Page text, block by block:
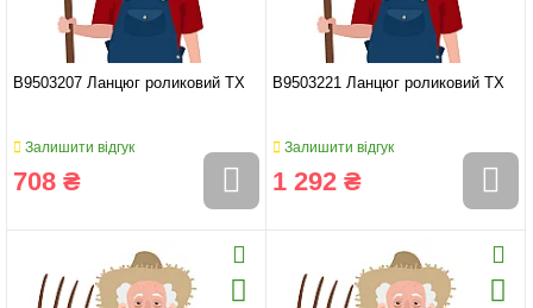
B9503207 Ланцюг роликовий TX
Залишити відгук
708 ₴
B9503221 Ланцюг роликовий TX
Залишити відгук
1 292 ₴